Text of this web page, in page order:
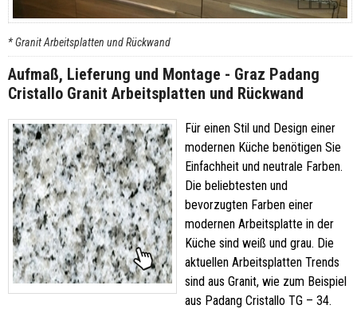
* Granit Arbeitsplatten und Rückwand
Aufmaß, Lieferung und Montage - Graz Padang
Cristallo Granit Arbeitsplatten und Rückwand
Für einen Stil und Design einer
modernen Küche benötigen Sie
Einfachheit und neutrale Farben.
Die beliebtesten und
bevorzugten Farben einer
modernen Arbeitsplatte in der
Küche sind weiß und grau. Die
aktuellen Arbeitsplatten Trends
sind aus Granit, wie zum Beispiel
aus Padang Cristallo TG – 34.